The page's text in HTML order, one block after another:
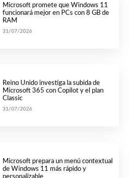
Microsoft promete que Windows 11
funcionará mejor en PCs con 8 GB de
RAM
31/07/2026
Reino Unido investiga la subida de
Microsoft 365 con Copilot y el plan
Classic
31/07/2026
Microsoft prepara un menú contextual
de Windows 11 más rápido y
personalizable